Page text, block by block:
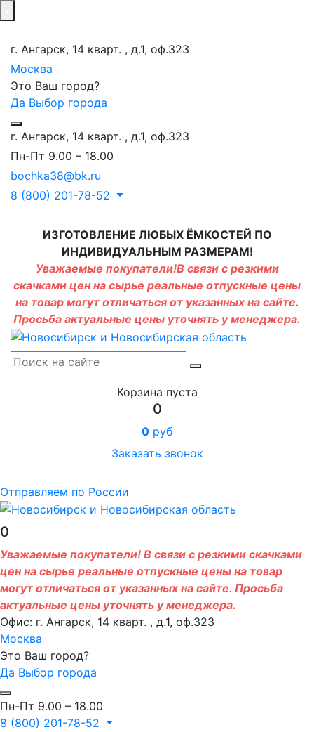
г. Ангарск, 14 кварт. , д.1, оф.323
Москва
Это Ваш город?
Да Выбор города
г. Ангарск, 14 кварт. , д.1, оф.323
Пн-Пт 9.00 – 18.00
bochka38@bk.ru
8 (800) 201-78-52
ИЗГОТОВЛЕНИЕ ЛЮБЫХ ЁМКОСТЕЙ ПО
ИНДИВИДУАЛЬНЫМ РАЗМЕРАМ!
Уважаемые покупатели!В связи с резкими
скачками цен на сырье реальные отпускные цены
на товар могут отличаться от указанных на сайте.
Просьба актуальные цены уточнять у менеджера.
Корзина пуста
0
0 руб
Заказать звонок
Отправляем по России
0
Уважаемые покупатели! В связи с резкими скачками
цен на сырье реальные отпускные цены на товар
могут отличаться от указанных на сайте. Просьба
актуальные цены уточнять у менеджера.
Офис: г. Ангарск, 14 кварт. , д.1, оф.323
Москва
Это Ваш город?
Да Выбор города
Пн-Пт 9.00 – 18.00
8 (800) 201-78-52